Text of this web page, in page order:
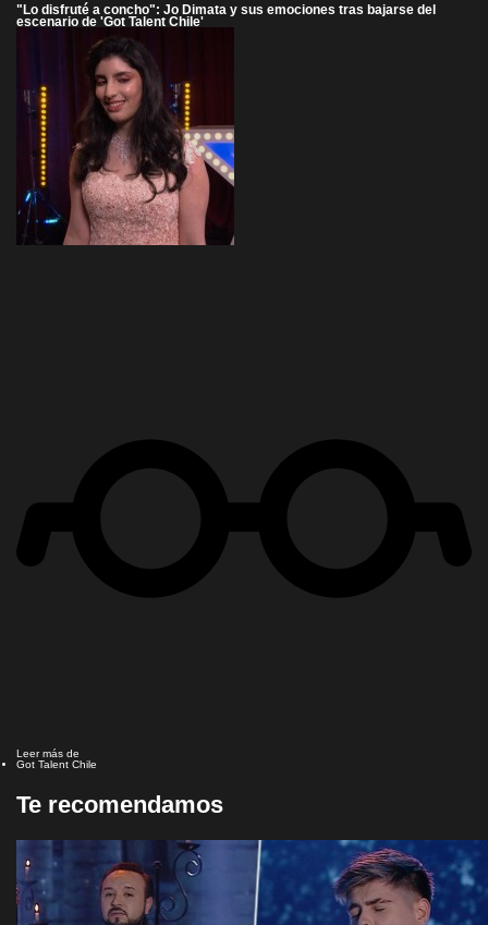
"Lo disfruté a concho": Jo Dimata y sus emociones tras bajarse del
escenario de 'Got Talent Chile'
Leer más de
Got Talent Chile
Te recomendamos